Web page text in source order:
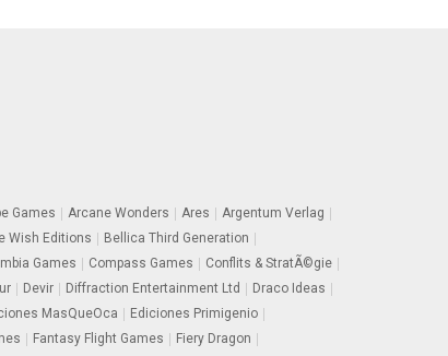
Games Arcane Wonders Ares
Argentum Verlag
Wish Editions
Bellica Third Generation
Games Compass Games
Conflits & StratÃ©gie
Devir Diffraction Entertainment Ltd
Draco Ideas
MasQueOca
Ediciones Primigenio
Fantasy Flight Games Fiery Dragon